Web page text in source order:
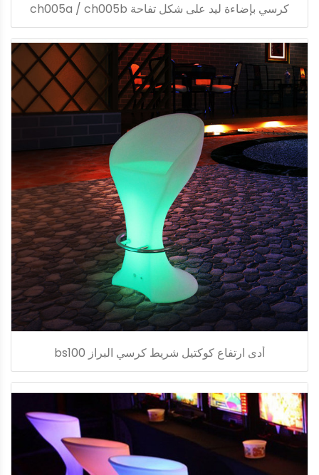
كرسي بإضاءة ليد على شكل تفاحة ch005a / ch005b
أدى ارتفاع كوكتيل شريط كرسي البراز bs100